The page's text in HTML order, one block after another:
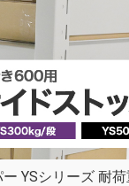
YSシリーズ 耐